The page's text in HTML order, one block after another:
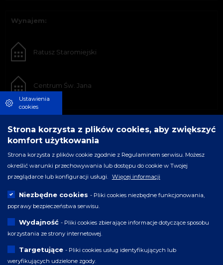
Wynajem:
Ratusz Staromiejski
Centrum Św. Jana
Ustawienia
cookies
Strona korzysta z plików cookies, aby zwiększyć
komfort użytkowania
Strona korzysta z plików cookie zgodnie z Regulaminem serwisu. Możesz
określić warunki przechowywania lub dostępu do cookie w Twojej
przeglądarce lub konfiguracji usługi.
Więcej informacji
Niezbędne cookies - Pliki cookies niezbędne funkcjonowania,
poprawy bezpieczeństwa serwisu.
Wydajność - Pliki cookies zbierające informacje dotyczące sposobu
korzystania ze strony internetowej.
Targetujące - Pliki cookies usług identyfikujących lub
weryfikujących udzielone zgody.